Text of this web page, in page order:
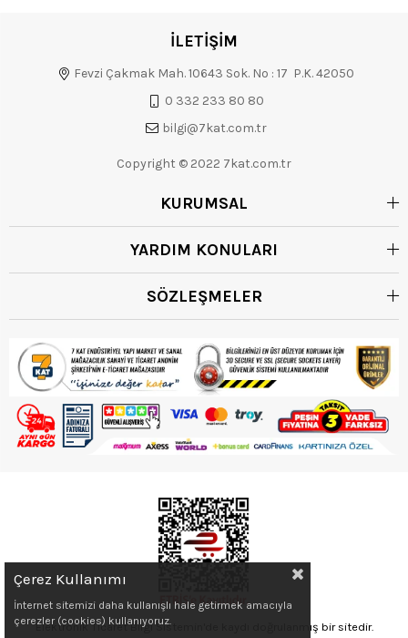
İLETİŞİM
Fevzi Çakmak Mah. 10643 Sok. No : 17 P.K. 42050
0 332 233 80 80
bilgi@7kat.com.tr
Copyright © 2022 7kat.com.tr
KURUMSAL
YARDIM KONULARI
SÖZLEŞMELER
Elektronik Ticaret Bilgi Sistemin'de kaydı doğrulanmış bir sitedir.
Çerez Kullanımı
İnternet sitemizi daha kullanışlı hale getirmek amacıyla
çerezler (cookies) kullanıyoruz.